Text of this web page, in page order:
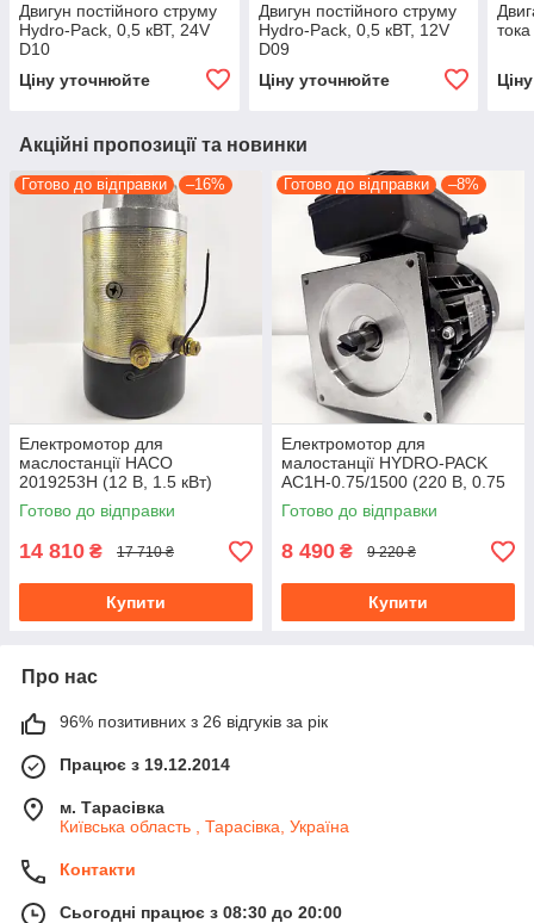
Двигун постійного струму
Hydro-Pack, 0,5 кВТ, 24V
D10
Ціну уточнюйте
Двигун постійного струму
Hydro-Pack, 0,5 кВТ, 12V
D09
Ціну уточнюйте
Акційні пропозиції та новинки
Готово до відправки –16%
Електромотор для
маслостанції HACO
2019253H (12 В, 1.5 кВт)
Готово до відправки
14 810 ₴ 17 710 ₴
Купити
Готово до відправки –8%
Електромотор для
малостанції HYDRO-PACK
AC1H-0.75/1500 (220 В, 0.75
кВт)
Готово до відправки
8 490 ₴ 9 220 ₴
Купити
Про нас
96% позитивних з 26 відгуків за рік
Працює з 19.12.2014
м. Тарасівка
Київська область , Тарасівка, Україна
Контакти
Сьогодні працює з 08:30 до 20:00